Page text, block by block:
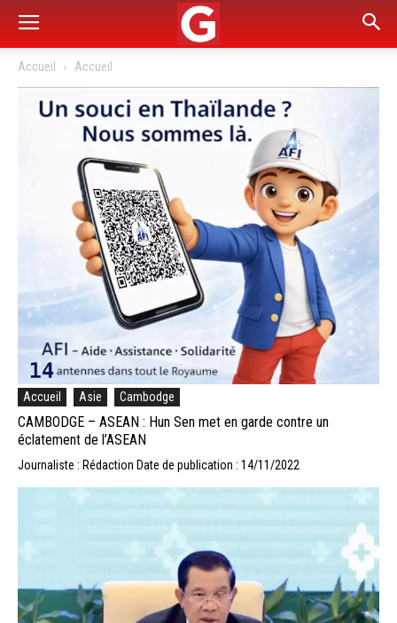
Accueil Accueil
Accueil Asie Cambodge
CAMBODGE – ASEAN : Hun Sen met en garde contre un
éclatement de l’ASEAN
Journaliste : Rédaction Date de publication : 14/11/2022